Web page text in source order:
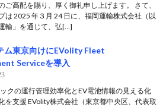
ご高配を賜り、厚く御礼申し上げます。 さて、
は 2025 年３月 24 日に、福岡運輸株式会社（以
輸」を通じて、弘[…]
ム東京向けにEVolity Fleet
Serviceを導入
クの運行管理効率化とEV電池情報の見える化
を支援 EVolity株式会社（東京都中央区、代表取